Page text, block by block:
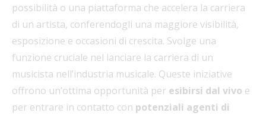
possibilità o una piattaforma che accelera la carriera
di un artista, conferendogli una maggiore visibilità,
esposizione e occasioni di crescita. Svolge una
funzione cruciale nel lanciare la carriera di un
musicista nell’industria musicale. Queste iniziative
offrono un’ottima opportunità per esibirsi dal vivo e
per entrare in contatto con potenziali agenti di